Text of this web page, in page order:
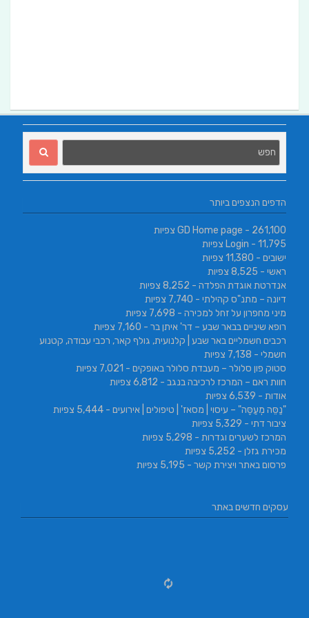
הדפים הנצפים ביותר
GD Home page - 261,100 צפיות
Login - 11,795 צפיות
ישובים - 11,380 צפיות
ראשי - 8,525 צפיות
אנדרטת אוגדת הפלדה - 8,252 צפיות
דיונה – מתנ"ס קהילתי - 7,740 צפיות
מיני מחפרון על זחל למכירה - 7,698 צפיות
רופא שיניים בבאר שבע – דר' איתן בר - 7,160 צפיות
רכבים חשמליים באר שבע | קלנועית, גולף קאר, רכבי עבודה, קטנוע
חשמלי - 7,138 צפיות
סטוק פון סלולר – מעבדת סלולר באופקים - 7,021 צפיות
חוות ראם – המרכז לרכיבה בנגב - 6,812 צפיות
אודות - 6,539 צפיות
"נַסֵּה מְעַסֶּה" – עיסוי | מסאז' | טיפולים | אירועים - 5,444 צפיות
ציבור דתי - 5,329 צפיות
המרכז לשערים וגדרות - 5,298 צפיות
מכירת גזלן - 5,252 צפיות
פרסום באתר ויצירת קשר - 5,195 צפיות
עסקים חדשים באתר